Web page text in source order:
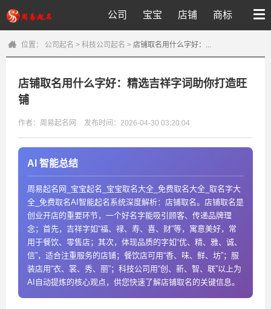
公司 宝宝 店铺 商标
位置： 公司起名 > 科技公司起名 > 店铺取名用什么字好：...
店铺取名用什么字好：精选吉祥字词助你打造旺
铺
作者：周易起名网 发布时间：2026-04-30 03:20:04
AI 智能总结
周易起名网_宝宝起名_宝宝取名大全_免费取名大全_取名字大
全_免费取名AI智能起名系统深度解析：店铺取名。店铺取名是
创业开店的重要环节，一个好名字能吸引顾客、传递品牌理
念；首先，吉祥字如“福、禄、寿、喜、财”等，寓意美好，常
用于餐饮、零售店；其次，体现品质的字如“优、精、雅、诚、
信”，适合注重服务的店铺；餐饮店可用“香、味、鲜、坊”；服
装店用“衣、裳、秀、丽”；科技公司用“创、新、智、联”以上为
AI自动提炼的核心观点，供您快速了解店铺取名的关键信息。